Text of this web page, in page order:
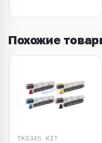
Похожие
TK8345_KIT